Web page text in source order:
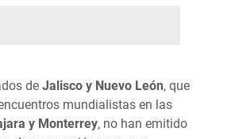
de Jalisco y Nuevo León, que
mundialistas en las
y Monterrey, no han emitido